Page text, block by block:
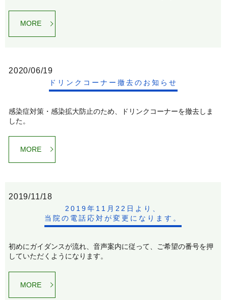
MORE
2020/06/19
ドリンクコーナー撤去のお知らせ
感染症対策・感染拡大防止のため、ドリンクコーナーを撤去しま
した。
MORE
2019/11/18
2019年11月22日より、
当院の電話応対が変更になります。
初めにガイダンスが流れ、音声案内に従って、ご希望の番号を押
していただくようになります。
MORE